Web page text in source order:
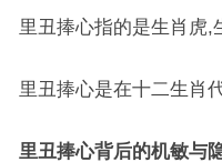
里丑捧心指的是生肖虎,
里丑捧心是在十二生肖
里丑捧心背后的机敏与